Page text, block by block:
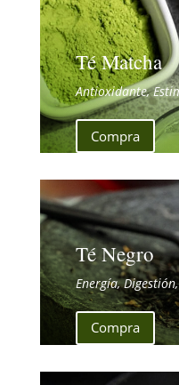
Té Matcha
Antioxidante,
Compra
Té Negro
Energía,
Compra